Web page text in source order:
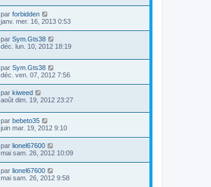
par forbidden
janv. mer. 16, 2013 0:53
par Sym.Gts38
déc. lun. 10, 2012 18:19
par Sym.Gts38
déc. ven. 07, 2012 7:56
par kiweed
août dim. 19, 2012 23:27
par bebeto35
juin mar. 19, 2012 9:10
par lionel67600
mai sam. 26, 2012 10:09
par lionel67600
mai sam. 26, 2012 9:58